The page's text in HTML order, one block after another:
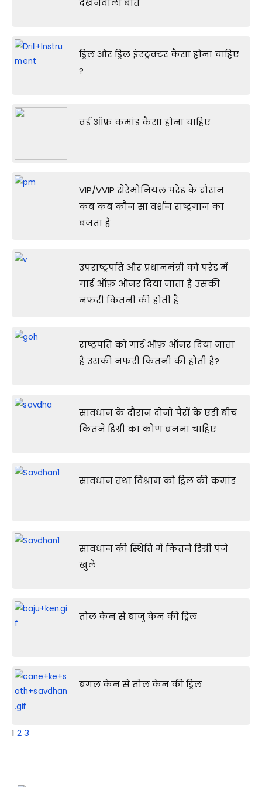
ड्रिल और ड्रिल इंस्ट्रक्टर कैसा होना चाहिए
?
वर्ड ऑफ़ कमांड कैसा होना चाहिए
VIP/VVIP सेरेमोनियल परेड के दौरान
कब कब कौन सा वर्शन राष्ट्रगान का
बजता है
उपराष्ट्रपति और प्रधानमंत्री को परेड में
गार्ड ऑफ़ ऑनर दिया जाता है उसकी
नफरी कितनी की होती है
राष्ट्रपति को गार्ड ऑफ़ ऑनर दिया जाता
है उसकी नफरी कितनी की होती है?
सावधान के दौरान दोनों पैरों के एंडी बीच
कितने डिग्री का कोण बनना चाहिए
सावधान तथा विश्राम को ड्रिल की कमांड
सावधान की स्थिति में कितने डिग्री पंजे
खुले
तोल केन से बाजु केन की ड्रिल
बगल केन से तोल केन की ड्रिल
1 23